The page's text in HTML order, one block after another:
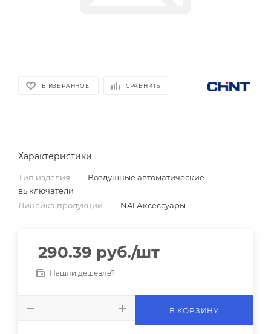
В ИЗБРАННОЕ СРАВНИТЬ
Характеристики
Тип изделия — Воздушные автоматические
выключатели
Линейка продукции — NA1 Аксессуары
290.39 руб./шт
Нашли дешевле?
В КОРЗИНУ